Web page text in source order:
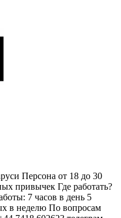
Персона от 18 до 30
привычек Где работать?
7 часов в день 5
в неделю По вопросам